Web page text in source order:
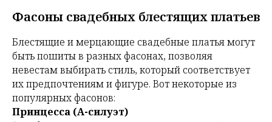
Фасоны свадебных блестящих платьев
Блестящие и мерцающие свадебные платья могут
быть пошиты в разных фасонах, позволяя
невестам выбирать стиль, который соответствует
их предпочтениям и фигуре. Вот некоторые из
популярных фасонов:
Принцесса (A-силуэт)